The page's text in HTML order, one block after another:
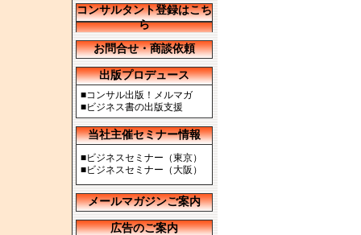
コンサルタント登録はこち
ら
お問合せ・商談依頼
出版プロデュース
■コンサル出版！メルマガ
■ビジネス書の出版支援
当社主催セミナー情報
■ビジネスセミナー（東京）
■ビジネスセミナー（大阪）
メールマガジンご案内
広告のご案内